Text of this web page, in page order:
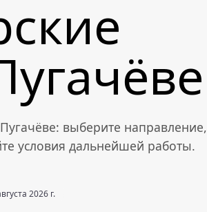
выберите направление,
условия дальнейшей работы.
2026 г.